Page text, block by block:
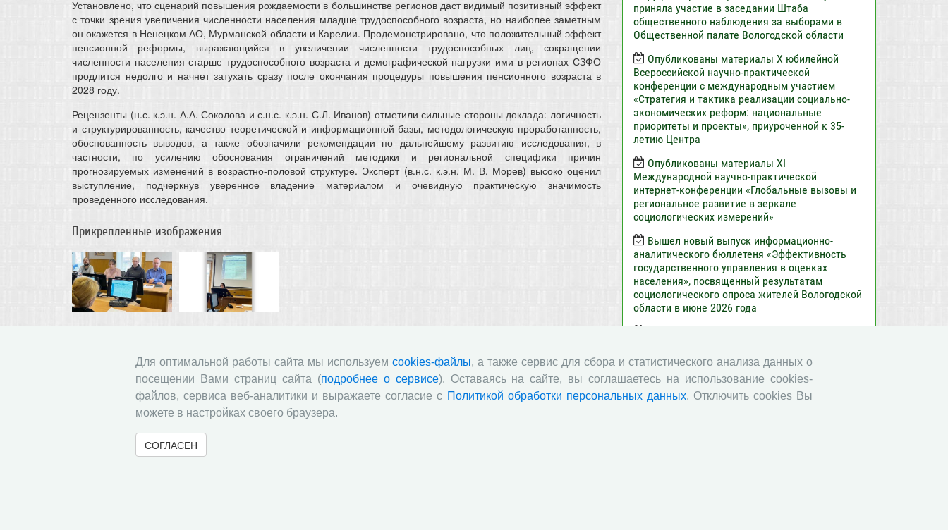
Установлено, что сценарий повышения рождаемости в большинстве регионов даст видимый позитивный эффект
с точки зрения увеличения численности населения младше трудоспособного возраста, но наиболее заметным
он окажется в Ненецком АО, Мурманской области и Карелии. Продемонстрировано, что положительный эффект
пенсионной реформы, выражающийся в увеличении численности трудоспособных лиц, сокращении
численности населения старше трудоспособного возраста и демографической нагрузки ими в регионах СЗФО
продлится недолго и начнет затухать сразу после окончания процедуры повышения пенсионного возраста в
2028 году.
Рецензенты (н.с. к.э.н. А.А. Соколова и с.н.с. к.э.н. С.Л. Иванов) отметили сильные стороны доклада: логичность
и структурированность, качество теоретической и информационной базы, методологическую проработанность,
обоснованность выводов, а также обозначили рекомендации по дальнейшему развитию исследования, в
частности, по усилению обоснования ограничений методики и региональной специфики причин
прогнозируемых изменений в возрастно-половой структуре. Эксперт (в.н.с. к.э.н. М. В. Морев) высоко оценил
выступление, подчеркнув уверенное владение материалом и очевидную практическую значимость
проведенного исследования.
Прикрепленные изображения
« Вернуться назад Все сообщения
приняла участие в заседании Штаба
общественного наблюдения за выборами в
Общественной палате Вологодской области
Опубликованы материалы X юбилейной
Всероссийской научно-практической
конференции с международным участием
«Стратегия и тактика реализации социально-
экономических реформ: национальные
приоритеты и проекты», приуроченной к 35-
летию Центра
Опубликованы материалы XI
Международной научно-практической
интернет-конференции «Глобальные вызовы и
региональное развитие в зеркале
социологических измерений»
Вышел новый выпуск информационно-
аналитического бюллетеня «Эффективность
государственного управления в оценках
населения», посвященный результатам
социологического опроса жителей Вологодской
области в июне 2026 года
Санкт‑Петербурга и Вологодской области
Все сообщения »
Для оптимальной работы сайта мы используем cookies-файлы, а также сервис для сбора и статистического анализа данных о
посещении Вами страниц сайта (подробнее о сервисе). Оставаясь на сайте, вы соглашаетесь на использование cookies-
файлов, сервиса веб-аналитики и выражаете согласие с Политикой обработки персональных данных. Отключить cookies Вы
можете в настройках своего браузера.
СОГЛАСЕН